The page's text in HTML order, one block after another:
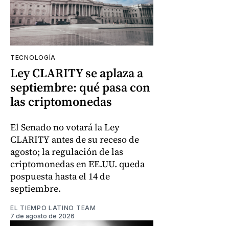
TECNOLOGÍA
Ley CLARITY se aplaza a
septiembre: qué pasa con
las criptomonedas
El Senado no votará la Ley
CLARITY antes de su receso de
agosto; la regulación de las
criptomonedas en EE.UU. queda
pospuesta hasta el 14 de
septiembre.
EL TIEMPO LATINO TEAM
7 de agosto de 2026